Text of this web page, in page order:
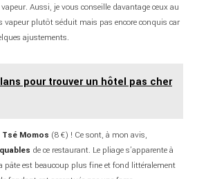
Aussi, je vous conseille davantage ceux au
vapeur plutôt séduit mais pas encore conquis car
ajustements.
pour trouver un hôtel pas cher
Tsé Momos (8 €) ! Ce sont, à mon avis,
de ce restaurant. Le pliage s’apparente à
pâte est beaucoup plus fine et fond littéralement